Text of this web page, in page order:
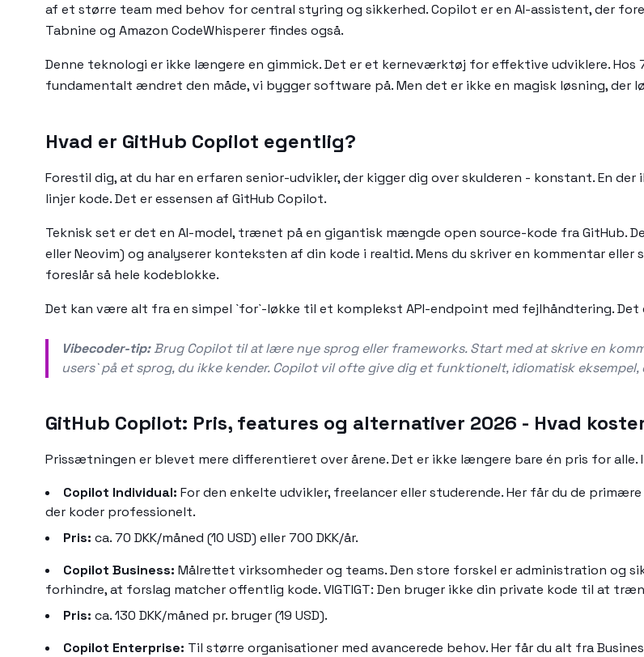
af et større team med behov for central styring og sikkerhed. Copilot er en AI-assistent, der
Tabnine og Amazon CodeWhisperer findes også.
Denne teknologi er ikke længere en gimmick. Det er et kerneværktøj for effektive udviklere.
fundamentalt ændret den måde, vi bygger software på. Men det er ikke en magisk løsning, der
Hvad er GitHub Copilot egentlig?
Forestil dig, at du har en erfaren senior-udvikler, der kigger dig over skulderen - konstant. En
linjer kode. Det er essensen af GitHub Copilot.
Teknisk set er det en AI-model, trænet på en gigantisk mængde open source-kode fra GitHub.
eller Neovim) og analyserer konteksten af din kode i realtid. Mens du skriver en kommentar
foreslår så hele kodeblokke.
Det kan være alt fra en simpel `for`-løkke til et komplekst API-endpoint med fejlhåndtering.
Vibecoder-tip:Brug Copilot til at lære nye sprog eller frameworks. Start med at skrive en
users` på et sprog, du ikke kender. Copilot vil ofte give dig et funktionelt, idiomatisk
GitHub Copilot: Pris, features og alternativer 2026 - Hvad
Prissætningen er blevet mere differentieret over årene. Det er ikke længere bare én pris for
Copilot Individual: For den enkelte udvikler, freelancer eller studerende. Her får du de
der koder professionelt.
Pris: ca. 70 DKK/måned (10 USD) eller 700 DKK/år.
Copilot Business: Målrettet virksomheder og teams. Den store forskel er administration og
forhindre, at forslag matcher offentlig kode. VIGTIGT: Den bruger ikke din private kode til at
Pris: ca. 130 DKK/måned pr. bruger (19 USD).
Copilot Enterprise: Til større organisationer med avancerede behov. Her får du alt fra